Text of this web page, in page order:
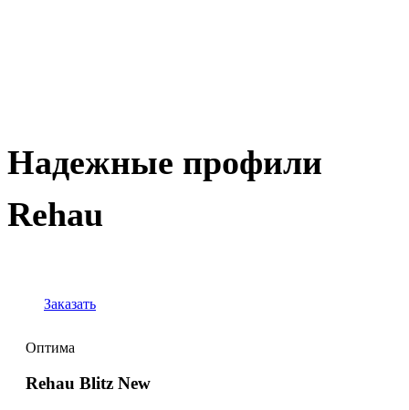
Надежные профили
Rehau
Оптима
Rehau Blitz New
Заказать